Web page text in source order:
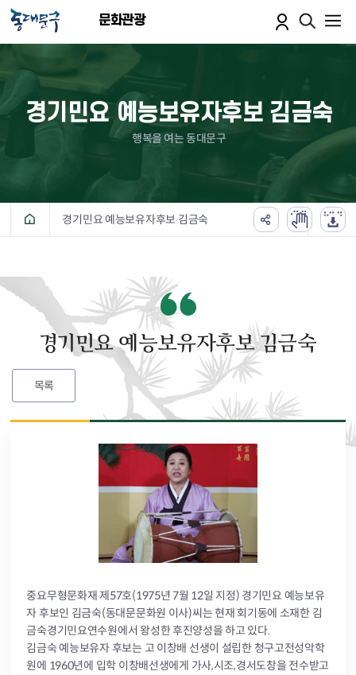
문화관광
경기민요 예능보유자후보 김금숙
행복을 여는 동대문구
경기민요 예능보유자후보 김금숙
경기민요 예능보유자후보 김금숙
목록
중요무형문화재 제57호(1975년 7월 12일 지정) 경기민요 예능보유
자 후보인 김금숙(동대문문화원 이사)씨는 현재 회기동에 소재한 김
금숙경기민요연수원에서 왕성한 후진양성을 하고 있다.
김금숙 예능보유자 후보는 고 이창배 선생이 설립한 청구고전성악학
원에 1960년에 입학 이창배선생에게 가사,시조,경서도창을 전수받고